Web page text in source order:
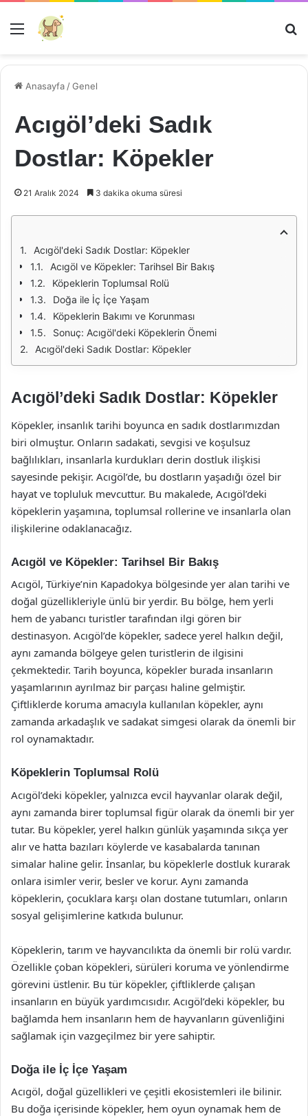
Menü
Anasayfa /Genel
Acıgöl’deki Sadık
Dostlar: Köpekler
21 Aralık 2024 3 dakika okuma süresi
Acıgöl'deki Sadık Dostlar: Köpekler
Acıgöl ve Köpekler: Tarihsel Bir Bakış
Köpeklerin Toplumsal Rolü
Doğa ile İç İçe Yaşam
Köpeklerin Bakımı ve Korunması
Sonuç: Acıgöl'deki Köpeklerin Önemi
Acıgöl'deki Sadık Dostlar: Köpekler
Acıgöl’deki Sadık Dostlar: Köpekler
Köpekler, insanlık tarihi boyunca en sadık dostlarımızdan
biri olmuştur. Onların sadakati, sevgisi ve koşulsuz
bağlılıkları, insanlarla kurdukları derin dostluk ilişkisi
sayesinde pekişir. Acıgöl’de, bu dostların yaşadığı özel bir
hayat ve topluluk mevcuttur. Bu makalede, Acıgöl’deki
köpeklerin yaşamına, toplumsal rollerine ve insanlarla olan
ilişkilerine odaklanacağız.
Acıgöl ve Köpekler: Tarihsel Bir Bakış
Acıgöl, Türkiye’nin Kapadokya bölgesinde yer alan tarihi ve
doğal güzellikleriyle ünlü bir yerdir. Bu bölge, hem yerli
hem de yabancı turistler tarafından ilgi gören bir
destinasyon. Acıgöl’de köpekler, sadece yerel halkın değil,
aynı zamanda bölgeye gelen turistlerin de ilgisini
çekmektedir. Tarih boyunca, köpekler burada insanların
yaşamlarının ayrılmaz bir parçası haline gelmiştir.
Çiftliklerde koruma amacıyla kullanılan köpekler, aynı
zamanda arkadaşlık ve sadakat simgesi olarak da önemli bir
rol oynamaktadır.
Köpeklerin Toplumsal Rolü
Acıgöl’deki köpekler, yalnızca evcil hayvanlar olarak değil,
aynı zamanda birer toplumsal figür olarak da önemli bir yer
tutar. Bu köpekler, yerel halkın günlük yaşamında sıkça yer
alır ve hatta bazıları köylerde ve kasabalarda tanınan
simalar haline gelir. İnsanlar, bu köpeklerle dostluk kurarak
onlara isimler verir, besler ve korur. Aynı zamanda
köpeklerin, çocuklara karşı olan dostane tutumları, onların
sosyal gelişimlerine katkıda bulunur.
Köpeklerin, tarım ve hayvancılıkta da önemli bir rolü vardır.
Özellikle çoban köpekleri, sürüleri koruma ve yönlendirme
görevini üstlenir. Bu tür köpekler, çiftliklerde çalışan
insanların en büyük yardımcısıdır. Acıgöl’deki köpekler, bu
bağlamda hem insanların hem de hayvanların güvenliğini
sağlamak için vazgeçilmez bir yere sahiptir.
Doğa ile İç İçe Yaşam
Acıgöl, doğal güzellikleri ve çeşitli ekosistemleri ile bilinir.
Bu doğa içerisinde köpekler, hem oyun oynamak hem de